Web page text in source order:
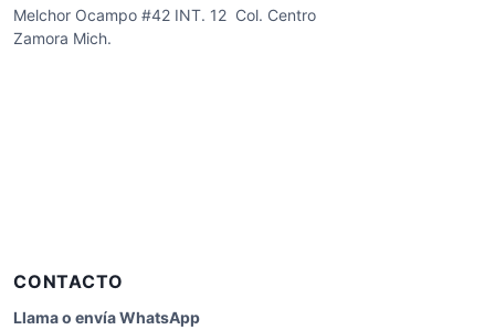
Melchor Ocampo #42 INT. 12 Col. Centro
Zamora Mich.
CONTACTO
Llama o envía WhatsApp